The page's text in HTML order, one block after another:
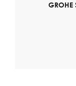
GROHE